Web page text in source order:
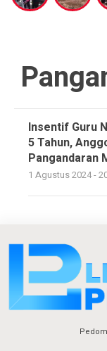
Insentif Guru
5 Tahun,
Pangandaran
1 Agustus 2024 -